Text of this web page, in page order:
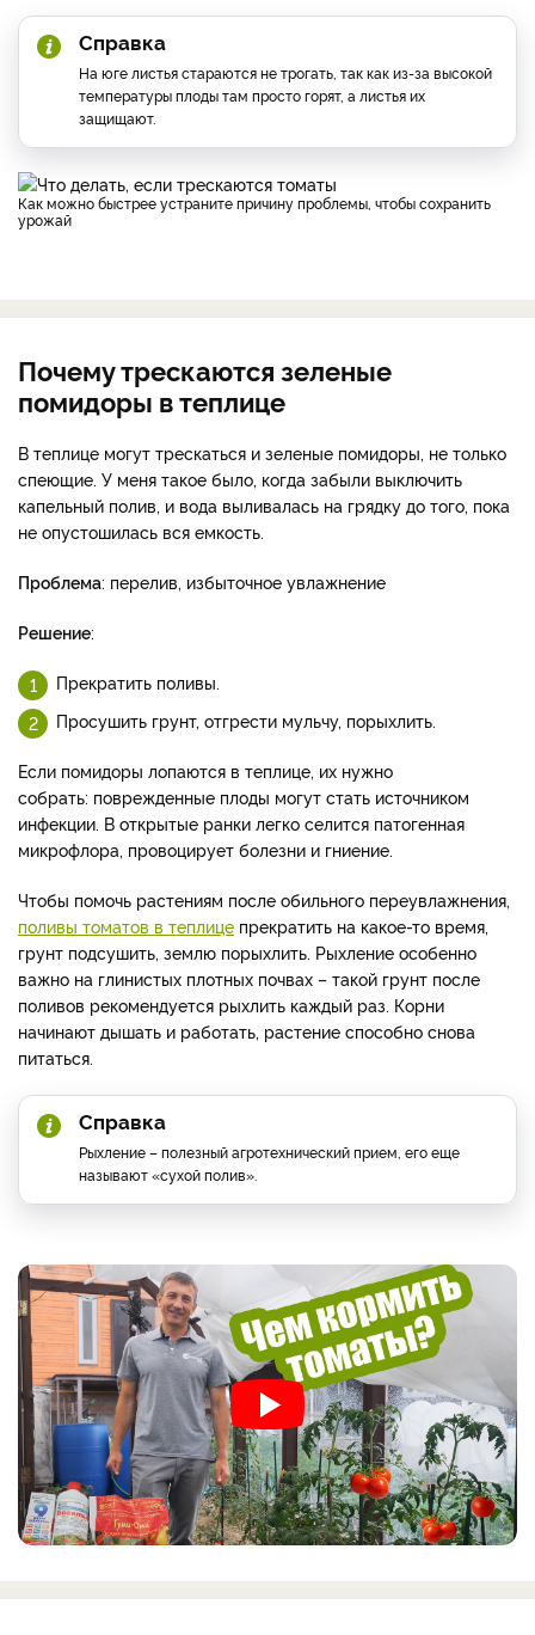
Справка
На юге листья стараются не трогать, так как из-за высокой
температуры плоды там просто горят, а листья их
защищают.
Как можно быстрее устраните причину проблемы, чтобы сохранить
урожай
Почему трескаются зеленые
помидоры в теплице
В теплице могут трескаться и зеленые помидоры, не только
спеющие. У меня такое было, когда забыли выключить
капельный полив, и вода выливалась на грядку до того, пока
не опустошилась вся емкость.
Проблема: перелив, избыточное увлажнение
Решение:
Прекратить поливы.
Просушить грунт, отгрести мульчу, порыхлить.
Если помидоры лопаются в теплице, их нужно
собрать: поврежденные плоды могут стать источником
инфекции. В открытые ранки легко селится патогенная
микрофлора, провоцирует болезни и гниение.
Чтобы помочь растениям после обильного переувлажнения,
поливы томатов в теплице прекратить на какое-то время,
грунт подсушить, землю порыхлить. Рыхление особенно
важно на глинистых плотных почвах – такой грунт после
поливов рекомендуется рыхлить каждый раз. Корни
начинают дышать и работать, растение способно снова
питаться.
Справка
Рыхление – полезный агротехнический прием, его еще
называют «сухой полив».